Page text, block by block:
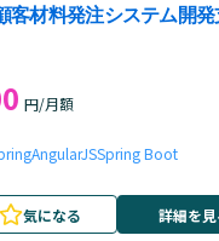
客材料発注システム開
円/月額
AngularJSSpring Boot
気になる 詳細を見